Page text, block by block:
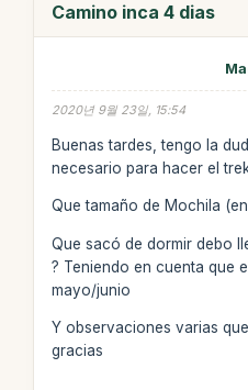
Camino inca 4 dias
2020년 9월 23일, 15:54
Buenas tardes, tengo la
necesario para hacer el
Que tamaño de Mochila
Que sacó de dormir debo
? Teniendo en cuenta que
mayo/junio
Y observaciones varias
gracias